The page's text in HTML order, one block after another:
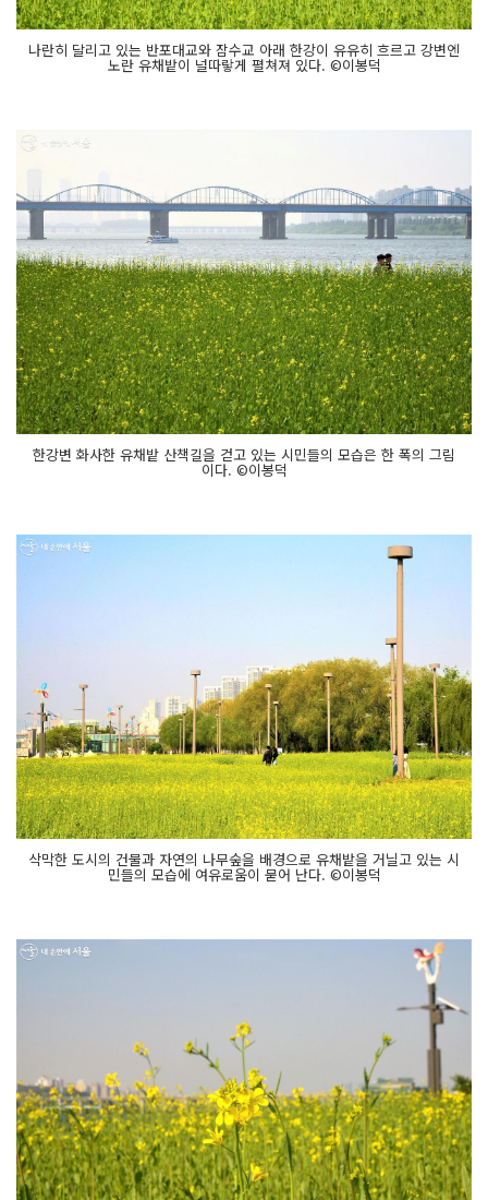
나란히 달리고 있는 반포대교와 잠수교 아래 한강이 유유히 흐르고 강변엔
노란 유채밭이 널따랗게 펼쳐져 있다. ©이봉덕
한강변 화사한 유채밭 산책길을 걷고 있는 시민들의 모습은 한 폭의 그림
이다. ©이봉덕
삭막한 도시의 건물과 자연의 나무숲을 배경으로 유채밭을 거닐고 있는 시
민들의 모습에 여유로움이 묻어 난다. ©이봉덕